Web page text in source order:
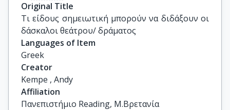
Original Title
Τι είδους σημειωτική μπορούν να διδάξουν οι
δάσκαλοι θεάτρου/ δράματος
Languages of Item
Greek
Creator
Kempe , Andy
Affiliation
Πανεπιστήμιο Reading, Μ.Βρετανία